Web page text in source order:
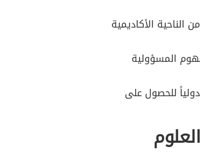
الناحية الأكاديمية
المسؤولية
للحصول على